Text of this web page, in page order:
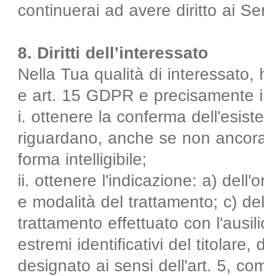
continuerai ad avere diritto ai
8. Diritti dell’interessato
Nella Tua qualità di interessato,
e art. 15 GDPR e precisamente
i. ottenere la conferma
riguardano, anche se non
forma intelligibile;
ii. ottenere l'indicazione: a)
e modalità del trattamento; c)
trattamento effettuato con
estremi identificativi del titolare,
designato ai sensi dell'art. 5,